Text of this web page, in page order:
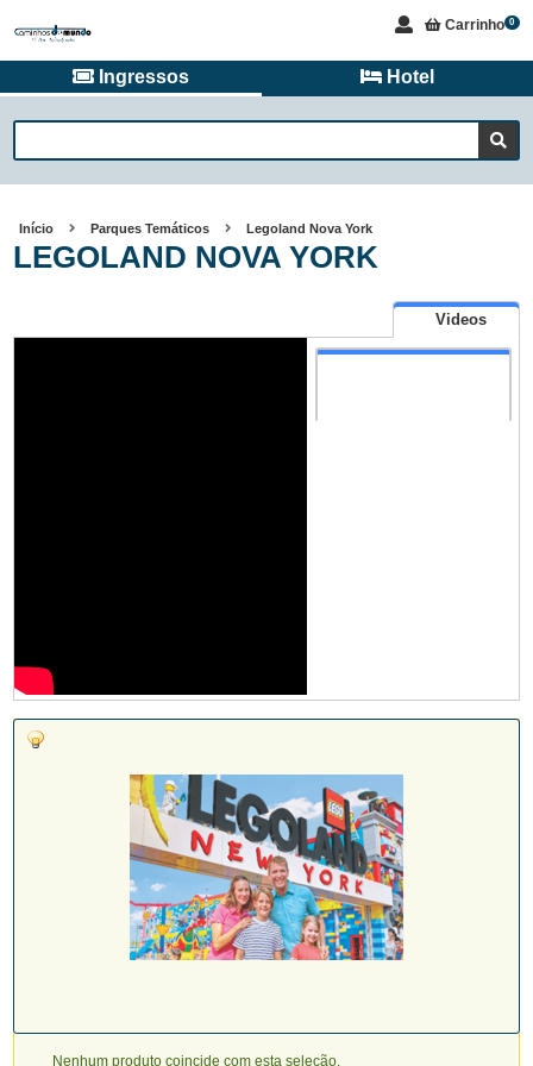
Carrinho 0
Ingressos Hotel
Início Parques Temáticos Legoland Nova York
LEGOLAND NOVA YORK
Videos
Nenhum produto coincide com esta seleção.